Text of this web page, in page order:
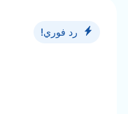
رد فوري!